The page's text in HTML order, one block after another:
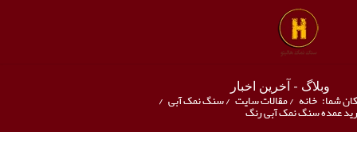
وبلاگ - آخرین اخبار
شما: خانه /مقالات سایت /سنگ نمک آبی /
عمده سنگ نمک آبی رنگ